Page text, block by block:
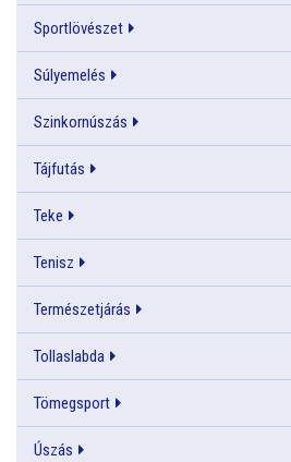
Sportlövészet
Súlyemelés
Szinkornúszás
Tájfutás
Teke
Tenisz
Természetjárás
Tollaslabda
Tömegsport
Úszás